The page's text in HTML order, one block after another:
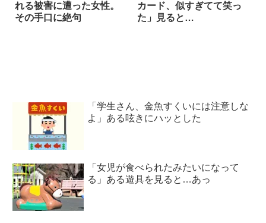
れる被害に遭った女性。
その手口に絶句
カード、似すぎてて笑っ
た」見ると…
「学生さん、金魚すくいには注意しな
よ」ある呟きにハッとした
「女児が食べられたみたいになって
る」ある遊具を見ると…あっ